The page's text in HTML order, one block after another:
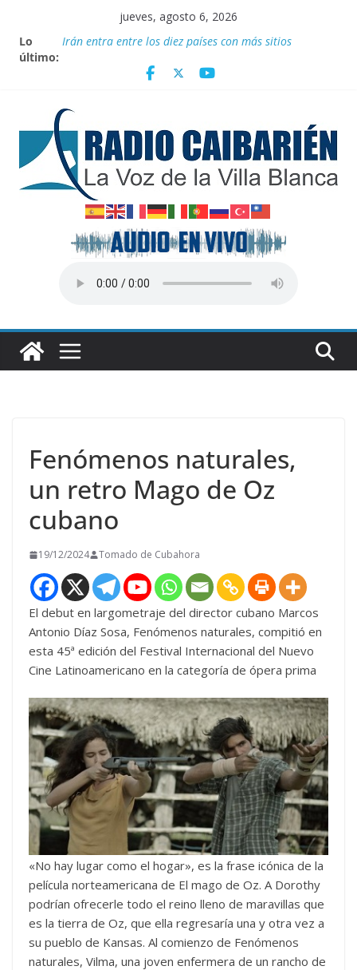
contenido
jueves, agosto 6, 2026
Lo
último:
Irán entra entre los diez países con más sitios
“Aterrizando” los efectos del calor global
medicamentos
Publican nuevas normas para el reordenamiento del
comercio
Transporte: Nuevas facilidades para importar
vehículos e impulsar la movilidad eléctrica en Cuba
Fenómenos naturales,
un retro Mago de Oz
cubano
19/12/2024 Tomado de Cubahora
El debut en largometraje del director cubano Marcos
Antonio Díaz Sosa, Fenómenos naturales, compitió en
esta 45ª edición del Festival Internacional del Nuevo
Cine Latinoamericano en la categoría de ópera prima
«No hay lugar como el hogar», es la frase icónica de la
película norteamericana de El mago de Oz. A Dorothy
podrían ofrecerle todo el reino lleno de maravillas que
es la tierra de Oz, que ella regresaría una y otra vez a
su pueblo de Kansas. Al comienzo de Fenómenos
naturales, Vilma, una joven enfermera de un rancho de